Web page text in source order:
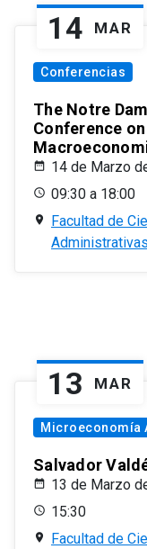
14 MAR
Conferencias
The Notre
Conference
14 de Marzo
09:30 a 18:00
Facultad de
13 MAR
Microeconomía
Salvador
13 de Marzo
15:30
Facultad de